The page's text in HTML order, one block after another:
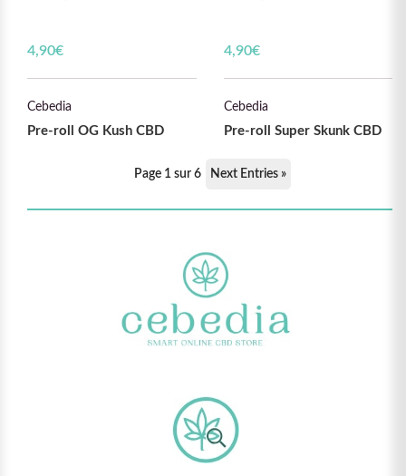
4,90€
Cebedia
Pre-roll OG Kush CBD
4,90€
Cebedia
Pre-roll Super Skunk CBD
Page 1 sur 6 Next Entries »